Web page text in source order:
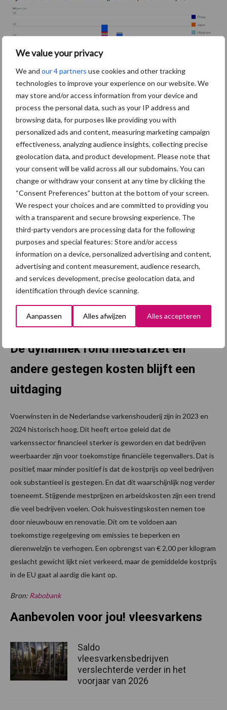
We value your privacy
We and our 4 partners use cookies and other tracking
technologies to improve your experience on our website. We
may store and/or access information from your device and
process the personal data, such as your IP address and
browsing data, for purposes like providing you with
personalized ads and content, measuring marketing campaign
effectiveness, analyzing audience insights, collecting precise
geolocation data, and product development. Please note that
your consent will be valid across all our subdomains. You can
change or withdraw your consent at any time by clicking the
“Consent Preferences” button at the bottom of your screen.
We respect your choices and are committed to providing you
with a transparent and secure browsing experience. The
third-party vendors are processing data for the following
purposes and special features: Store and/or access
information on a device, personalized advertising and content,
advertising and content measurement, audience research,
and services development, precise geolocation data, and
identification through device scanning.
Aanpassen Alles afwijzen Alles accepteren
Productie varkensvlees buiten
Europa is ook aan het toenemen
In de Verenigde Staten lijkt de zeugenstapel na een daling eind
2023 te stabiliseren. Door verbetering van de productiviteit stijgt
de productie met 2% in 2024 ten opzichte van 2023. In Brazilië
zorgen toenemende exports en een groeiende binnenlandse
vraag voor een hogere productie (+3,5% in 2024 ten opzichte van
2023). De huidige dalende varkensprijzen in China zijn vooral een
correctie van een sterke stijging in de afgelopen maanden. De
importvolumes de rest van het jaar toenemen.
De dynamiek rond mestafzet en
andere gestegen kosten blijft een
uitdaging
Voerwinsten in de Nederlandse varkenshouderij zijn in 2023 en
2024 historisch hoog. Dit heeft ertoe geleid dat de
varkenssector financieel sterker is geworden en dat bedrijven
weerbaarder zijn voor toekomstige financiële tegenvallers. Dat is
positief, maar minder positief is dat de kostprijs op veel bedrijven
ook substantieel is gestegen. En dat dit waarschijnlijk nog verder
toeneemt. Stijgende mestprijzen en arbeidskosten zijn een trend
die veel bedrijven voelen. Ook huisvestingskosten nemen toe
door nieuwbouw en renovatie. Dit om te voldoen aan
toekomstige regelgeving om emissies te beperken en
dierenwelzijn te verhogen. Een opbrengst van € 2,00 per kilogram
geslacht gewicht lijkt niet verkeerd, maar de gemiddelde kostprijs
in de EU gaat al aardig die kant op.
Bron: Rabobank
Aanbevolen voor jou! vleesvarkens
Saldo
vleesvarkensbedrijven
verslechterde verder in het
voorjaar van 2026